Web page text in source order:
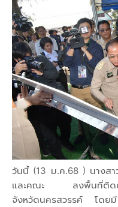
วันนี้ (13 ม.ค.68 ) นางส
และคณะ ลงพื้นที่ติดตาม
จังหวัดนครสวรรค์ โ